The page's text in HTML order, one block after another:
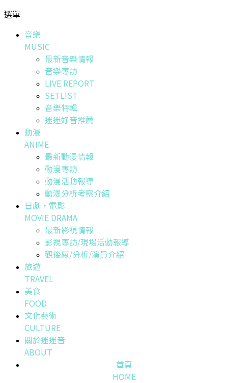
選單
音樂
MUSIC
最新音樂情報
音樂專訪
LIVE REPORT
SETLIST
音樂特輯
迷迷好音推薦
動漫
ANIME
最新動漫情報
動漫專訪
動漫活動報導
動漫分析考察介紹
日劇・電影
MOVIE DRAMA
最新影視情報
影視專訪/現場活動報導
觀後感/分析/演員介紹
旅遊
TRAVEL
美食
FOOD
文化藝術
CULTURE
關於迷迷音
ABOUT
首頁
HOME